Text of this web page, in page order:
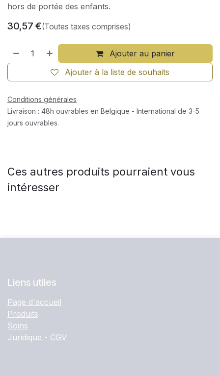
hors de portée des enfants.
30,57 €(Toutes taxes comprises)
Ajouter au panier
Ajouter à la liste de souhaits
Conditions générales
Livraison : 48h ouvrables en Belgique - International de 3-5
jours ouvrables.
Ces autres produits pourraient vous
intéresser
Liens utiles
Page d'accueil
Produits
Soins
Juridique - CGV